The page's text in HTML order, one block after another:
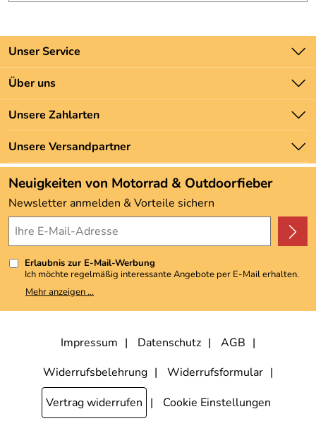
Unser Service
Kontakt
Batteriegesetz
Newsletter
Zahlung und Versand
Über uns
Unsere Bestseller
Marken
Neu
Angebote
Kundenbewertungen (3.493)
4,9/5*****
Unsere Zahlarten
Unsere Versandpartner
Neuigkeiten von Motorrad & Outdoorfieber
Newsletter anmelden & Vorteile sichern
Erlaubnis zur E-Mail-Werbung
Ich möchte regelmäßig interessante Angebote per E-Mail erhalten.
Meine E-Mail-Adresse wird nicht an andere Unternehmen
weitergegeben. Zu statistischen Zwecken wird in anonymer Form
kann ich jederzeit mit Wirkung für die Zukunft widerrufen, indem ich
den Link "Abmelden" am Ende des Newsletters anklicke. Die
Mehr anzeigen ...
Impressum Datenschutz
AGB
Widerrufsbelehrung
Widerrufsformular
Vertrag widerrufen
Cookie Einstellungen